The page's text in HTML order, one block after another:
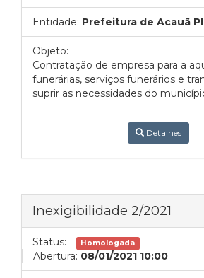
Entidade: Prefeitura de Acauã PI
Objeto:
Contratação de empresa para a
funerárias, serviços funerários e
suprir as necessidades do
Detalhes
Inexigibilidade 2/2021
Status: Homologada
Abertura: 08/01/2021 10:00